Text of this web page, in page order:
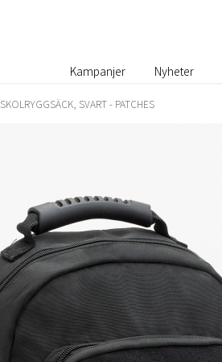
Kampanjer Nyheter
SKOLRYGGSÄCK, SVART - PATCHES